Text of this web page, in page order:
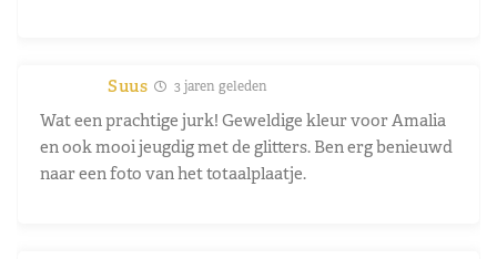
Suus 3 jaren geleden
Wat een prachtige jurk! Geweldige kleur voor Amalia
en ook mooi jeugdig met de glitters. Ben erg benieuwd
naar een foto van het totaalplaatje.